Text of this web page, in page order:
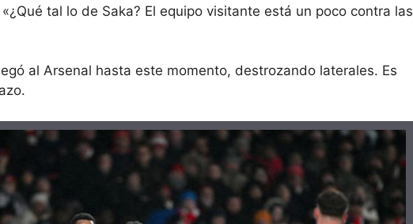
tal lo de Saka? El equipo visitante está un poco contra las
al Arsenal hasta este momento, destrozando laterales. Es